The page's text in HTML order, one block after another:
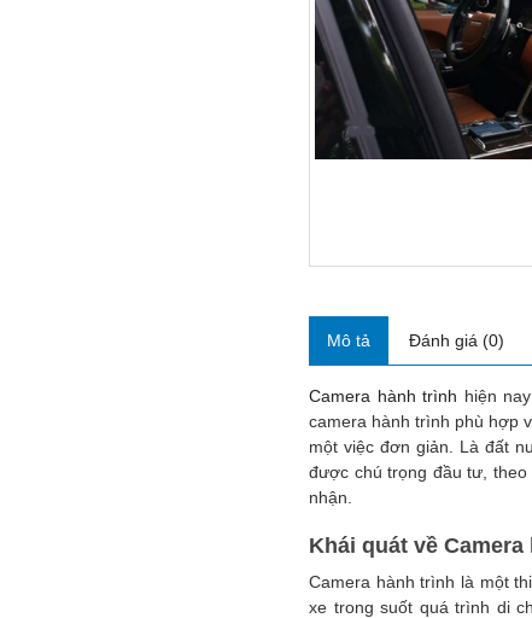
Mô tả Đánh giá (0)
Camera hành trình hiện
camera hành trình phù hợp
một việc đơn giản. Là đất
được chú trọng đầu tư,
nhận.
Khái quát về
Camera hành trình là một
xe trong suốt quá trình di